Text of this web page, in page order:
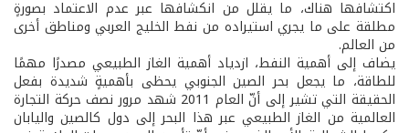
اكتشافها هناك، ما يقلل من انكشافها عبر عدم الاعتماد بصورةٍ
مطلقة على ما يجري استيراده من نفط الخليج العربي ومناطق أخرى
من العالم.
يضاف إلى أهمية النفط، ازدياد أهمية الغاز الطبيعي مصدرًا مهمًا
للطاقة، ما يجعل بحر الصين الجنوبي يحظى بأهميةٍ شديدة بفعل
الحقيقة التي تشير إلى أنّ العام 2011 شهد مرور نصف حركة التجارة
العالمية من الغاز الطبيعي عبر هذا البحر إلى دول كالصين واليابان